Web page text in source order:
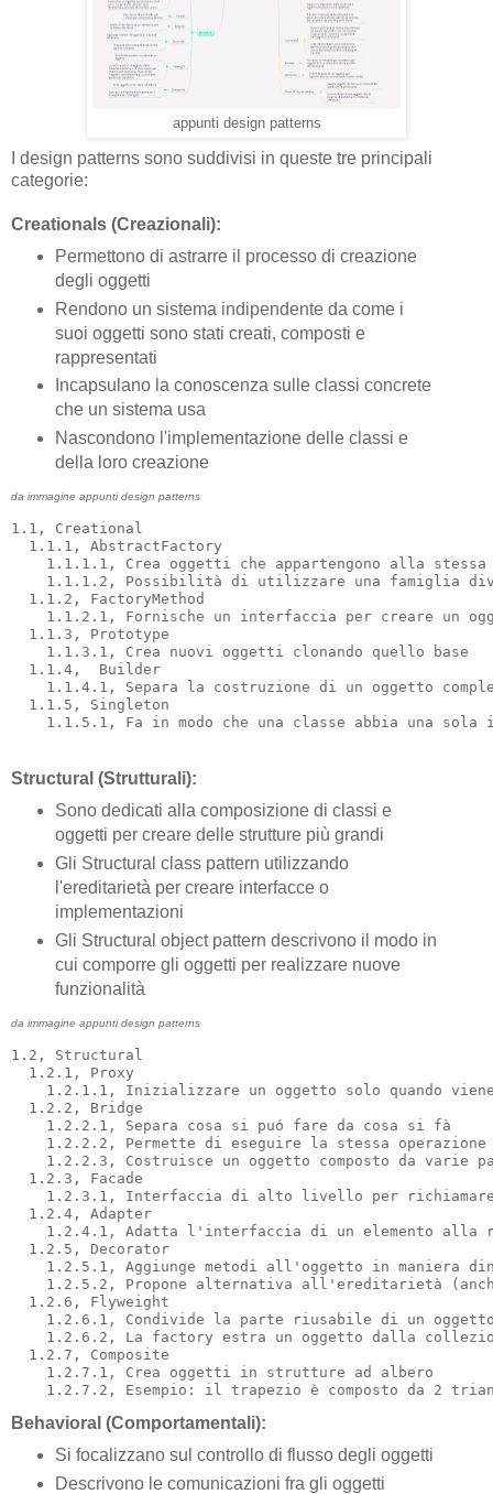
appunti design patterns
I design patterns sono suddivisi in queste tre principali
categorie:
Creationals (Creazionali):
Permettono di astrarre il processo di creazione
degli oggetti
Rendono un sistema indipendente da come i
suoi oggetti sono stati creati, composti e
rappresentati
Incapsulano la conoscenza sulle classi concrete
che un sistema usa
Nascondono l'implementazione delle classi e
della loro creazione
da immagine appunti design patterns
1.1, Creational
  1.1.1, AbstractFactory
1.1.1.1, Crea oggetti che appartengono alla
1.1.1.2, Possibilità di utilizzare una famiglia
  1.1.2, FactoryMethod
1.1.2.1, Fornische un interfaccia per creare un
  1.1.3, Prototype
    1.1.3.1, Crea nuovi oggetti clonando quello base
  1.1.4,  Builder
1.1.4.1, Separa la costruzione di un oggetto
  1.1.5, Singleton
Structural (Strutturali):
Sono dedicati alla composizione di classi e
oggetti per creare delle strutture più grandi
Gli Structural class pattern utilizzando
l'ereditarietà per creare interfacce o
implementazioni
Gli Structural object pattern descrivono il modo in
cui comporre gli oggetti per realizzare nuove
funzionalità
da immagine appunti design patterns
1.2, Structural
  1.2.1, Proxy
1.2.1.1, Inizializzare un oggetto solo quando
  1.2.2, Bridge
    1.2.2.1, Separa cosa si puó fare da cosa si fà
1.2.2.2, Permette di eseguire la stessa
1.2.2.3, Costruisce un oggetto composto da varie
  1.2.3, Facade
1.2.3.1, Interfaccia di alto livello per
  1.2.4, Adapter
1.2.4.1, Adatta l'interfaccia di un elemento alla
  1.2.5, Decorator
1.2.5.1, Aggiunge metodi all'oggetto in maniera
1.2.5.2, Propone alternativa all'ereditarietà
  1.2.6, Flyweight
1.2.6.1, Condivide la parte riusabile di un
1.2.6.2, La factory estra un oggetto dalla
  1.2.7, Composite
    1.2.7.1, Crea oggetti in strutture ad albero
Behavioral (Comportamentali):
Si focalizzano sul controllo di flusso degli oggetti
Descrivono le comunicazioni fra gli oggetti